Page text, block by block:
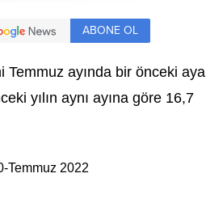
ABONE OL
Temmuz ayında bir önceki aya
yılın aynı ayına göre 16,7
Temmuz 2022